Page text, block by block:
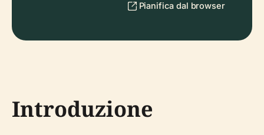
Pianifica dal browser
Introduzione